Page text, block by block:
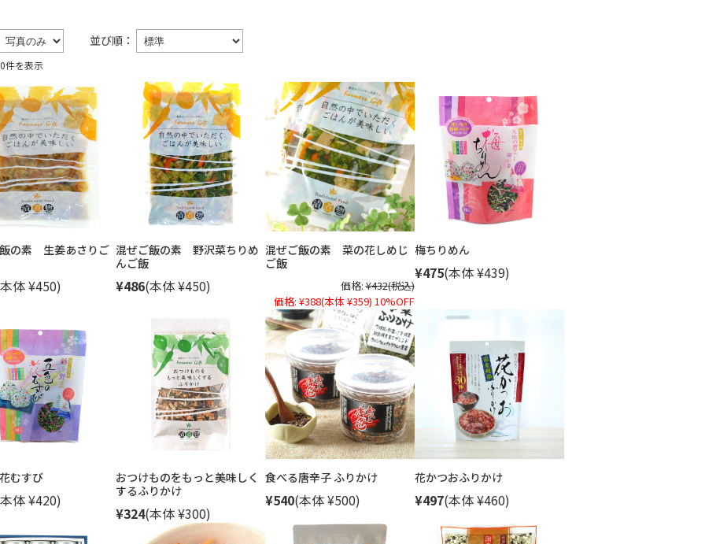
並び順：
件を表示
の素 生姜あさりご
体 ¥450)
混ぜご飯の素 野沢菜ちりめ
んご飯
¥486(本体 ¥450)
混ぜご飯の素 菜の花しめじ
ご飯
価格:¥432(税込)
価格: ¥388(本体 ¥359) 10%OFF
梅ちりめん
¥475(本体 ¥439)
むすび
体 ¥420)
おつけものをもっと美味しく
するふりかけ
¥324(本体 ¥300)
食べる唐辛子 ふりかけ
¥540(本体 ¥500)
花かつおふりかけ
¥497(本体 ¥460)